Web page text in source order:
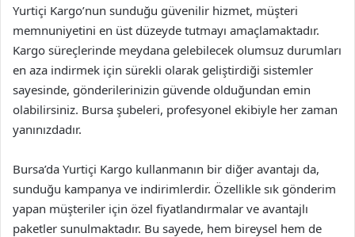
Yurtiçi Kargo’nun sunduğu güvenilir hizmet, müşteri
memnuniyetini en üst düzeyde tutmayı amaçlamaktadır.
Kargo süreçlerinde meydana gelebilecek olumsuz durumları
en aza indirmek için sürekli olarak geliştirdiği sistemler
sayesinde, gönderilerinizin güvende olduğundan emin
olabilirsiniz. Bursa şubeleri, profesyonel ekibiyle her zaman
yanınızdadır.
Bursa’da Yurtiçi Kargo kullanmanın bir diğer avantajı da,
sunduğu kampanya ve indirimlerdir. Özellikle sık gönderim
yapan müşteriler için özel fiyatlandırmalar ve avantajlı
paketler sunulmaktadır. Bu sayede, hem bireysel hem de